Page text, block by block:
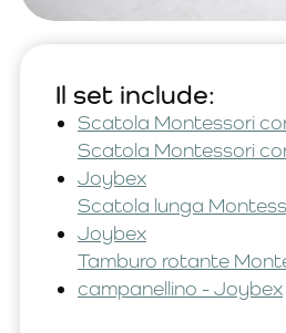
Il set include:
Scatola Montessori
Scatola Montessori
Joybex
Scatola lunga
Joybex
Tamburo rotante
campanellino - Joybex